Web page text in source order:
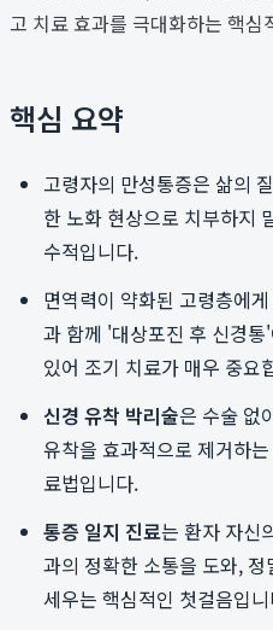
고 치료 효과를 극대화하는 핵심
핵심 요약
고령자의 만성통증은 삶의
한 노화 현상으로 치부하지
수적입니다.
면역력이 약화된 고령층에게
과 함께 '대상포진 후 신경
있어 조기 치료가 매우 중요
신경 유착 박리술은 수술 없
유착을 효과적으로 제거하
료법입니다.
통증 일지 진료는 환자 자신
과의 정확한 소통을 도와,
세우는 핵심적인 첫걸음입